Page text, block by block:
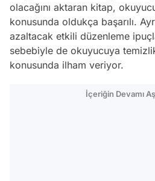
olacağını aktaran kitap,
konusunda oldukça başarılı.
azaltacak etkili düzenleme
sebebiyle de okuyucuya
konusunda ilham veriyor.
İçeriğin Devamı